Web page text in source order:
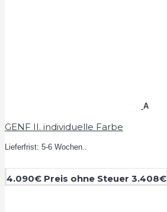
A
GENF II. individuelle Farbe
Lieferfrist: 5-6 Wochen..
4.090€ Preis ohne Steuer 3.408€